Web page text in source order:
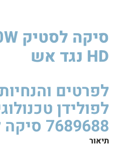
HD נגד אש​
לפרטים
7689688 סיקה לסטיק 850W ​
תיאור